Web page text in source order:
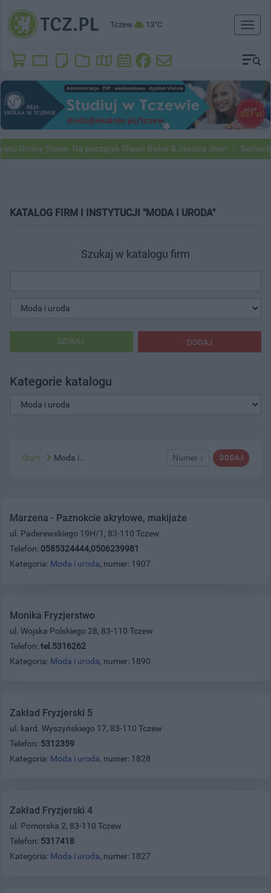
Tczew 13°C
Toggle
Gminy Tczew. Na początek Shaun Baker & Jessica Jean
KATALOG FIRM I INSTYTUCJI "MODA I URODA"
Szukaj w katalogu firm
DODAJ
SZUKAJ
Kategorie katalogu
DODAJ
Numer ↓
Start Moda i...
Marzena - Paznokcie akrylowe, makijaże
ul. Paderewskiego 19H/1, 83-110 Tczew
Telefon: 0585324444,0506239981
Kategoria: Moda i uroda, numer: 1907
Monika Fryzjerstwo
ul. Wojska Polskiego 28, 83-110 Tczew
Telefon: tel.5316262
Kategoria: Moda i uroda, numer: 1890
Zakład Fryzjerski 5
ul. kard. Wyszyńskiego 17, 83-110 Tczew
Telefon: 5312359
Kategoria: Moda i uroda, numer: 1828
Zakład Fryzjerski 4
ul. Pomorska 2, 83-110 Tczew
Telefon: 5317418
Kategoria: Moda i uroda, numer: 1827